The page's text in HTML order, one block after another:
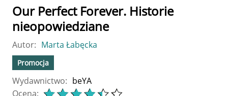
Our Perfect Forever. Historie
nieopowiedziane
Autor: Marta Łabęcka
Promocja
Wydawnictwo: beYA
Ocena: